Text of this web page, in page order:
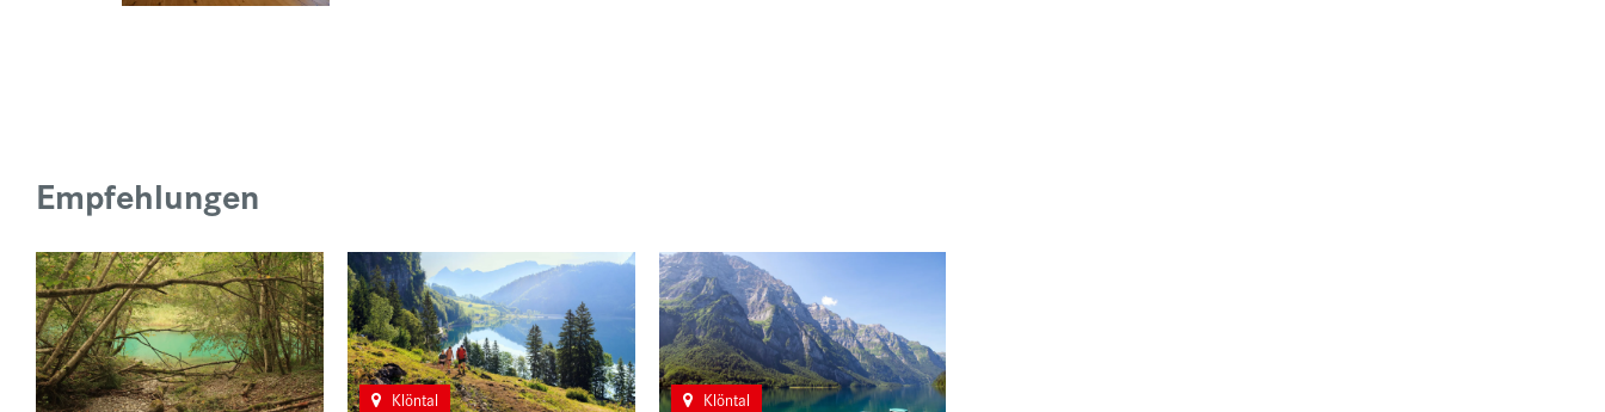
Empfehlungen
Klöntal Klöntal